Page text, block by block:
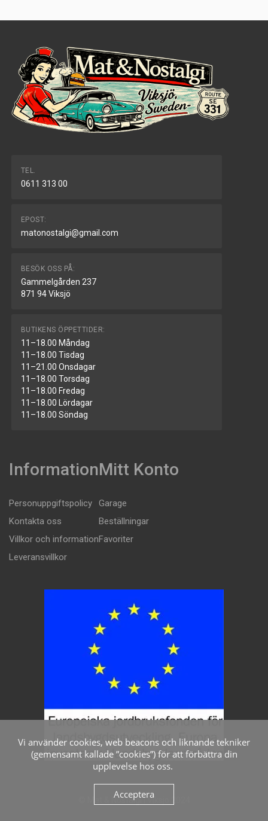
TEL.
0611 313 00
EPOST:
matonostalgi@gmail.com
BESÖK OSS PÅ:
Gammelgården 237
871 94 Viksjö
BUTIKENS ÖPPETTIDER:
11–18.00 Måndag
11–18.00 Tisdag
11–21.00 Onsdagar
11–18.00 Torsdag
11–18.00 Fredag
11–18.00 Lördagar
11–18.00 Söndag
Information
Personuppgiftspolicy
Kontakta oss
Villkor och information
Leveransvillkor
Mitt Konto
Garage
Beställningar
Favoriter
© Mat & Nostalgi i Viksjö 2024
Vi använder cookies, web beacons och liknande tekniker
(gemensamt kallade ”cookies”) för att förbättra din
upplevelse hos oss.
Acceptera